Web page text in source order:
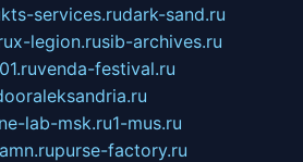
kts-services.rudark-sand.ru
x-legion.rusib-archives.ru
venda-festival.ru
lab-msk.ru1-mus.ru
purse-factory.ru